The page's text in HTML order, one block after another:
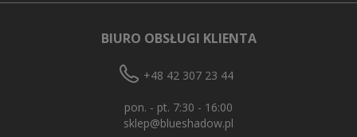
BIURO OBSŁUGI KLIENTA
+48 42 307 23 44
pon. - pt. 7:30 - 16:00
sklep@blueshadow.pl